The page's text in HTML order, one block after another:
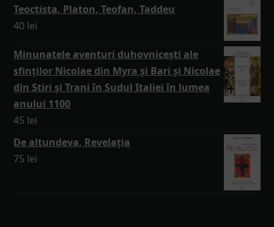
Teoctista, Platon, Teofan, Taddeu
40 lei
Minunatele aventuri duhovnicești ale
sfinților Nicolae din Myra și Bari și Nicolae
din Stiri și Trani în Sudul Italiei în lumea
anului 1100
45 lei
De altundeva, Revelația
75 lei